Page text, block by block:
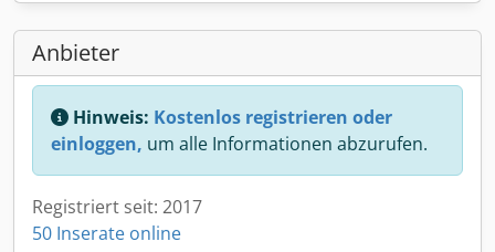
Anbieter
Hinweis: Kostenlos registrieren oder
einloggen, um alle Informationen abzurufen.
Registriert seit: 2017
50 Inserate online